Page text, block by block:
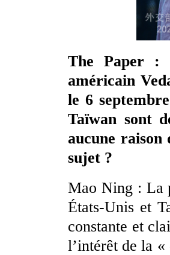
The Paper :
américain
le 6
Taïwan sont
aucune raison
sujet ?
Mao Ning : La
États-Unis et
constante et
l’intérêt de la